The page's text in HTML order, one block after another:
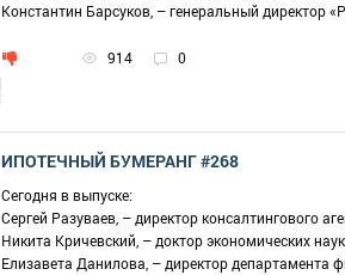
Константин Барсуков, – генеральный директор
914 0
ИПОТЕЧНЫЙ БУМЕРАНГ #268
Сегодня в выпуске:
Сергей Разуваев, – директор консалтингового
Никита Кричевский, – доктор экономических наук
Елизавета Данилова, – директор департамента